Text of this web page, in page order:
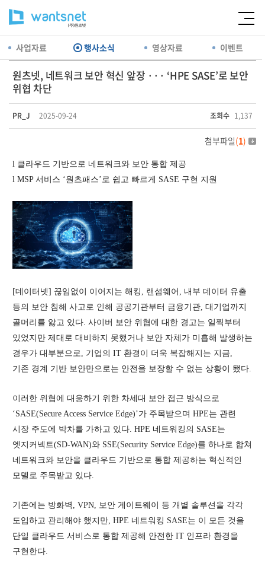
사업자료 행사소식 영상자료 이벤트
원츠넷, 네트워크 보안 혁신 앞장 ··· ‘HPE SASE’로 보안
위협 차단
PR_J 2025-09-24 조회수 1,137
첨부파일(1)
l 클라우드 기반으로 네트워크와 보안 통합 제공
l MSP 서비스 ‘원츠패스’로 쉽고 빠르게 SASE 구현 지원
[데이터넷] 끊임없이 이어지는 해킹, 랜섬웨어, 내부 데이터 유출
등의 보안 침해 사고로 인해 공공기관부터 금융기관, 대기업까지
골머리를 앓고 있다. 사이버 보안 위협에 대한 경고는 일찍부터
있었지만 제대로 대비하지 못했거나 보안 자체가 미흡해 발생하는
경우가 대부분으로, 기업의 IT 환경이 더욱 복잡해지는 지금,
기존 경계 기반 보안만으로는 안전을 보장할 수 없는 상황이 됐다.
이러한 위협에 대응하기 위한 차세대 보안 접근 방식으로
‘SASE(Secure Access Service Edge)’가 주목받으며 HPE는 관련
시장 주도에 박차를 가하고 있다. HPE 네트워킹의 SASE는
엣지커넥트(SD-WAN)와 SSE(Security Service Edge)를 하나로 합쳐
네트워크와 보안을 클라우드 기반으로 통합 제공하는 혁신적인
모델로 주목받고 있다.
기존에는 방화벽, VPN, 보안 게이트웨이 등 개별 솔루션을 각각
도입하고 관리해야 했지만, HPE 네트워킹 SASE는 이 모든 것을
단일 클라우드 서비스로 통합 제공해 안전한 IT 인프라 환경을
구현한다.